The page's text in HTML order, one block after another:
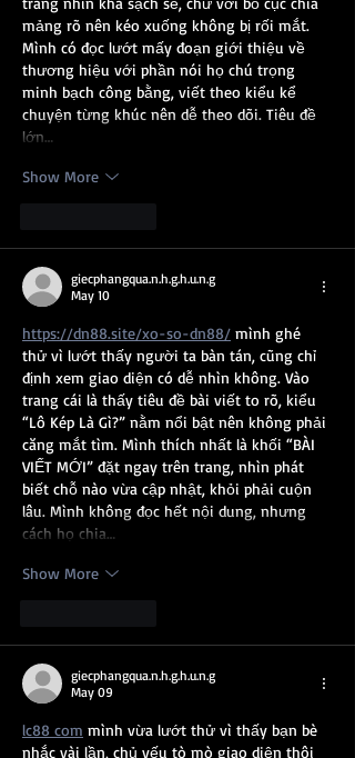
mảng rõ nên kéo xuống không bị rối mắt.
Mình có đọc lướt mấy đoạn giới thiệu về
thương hiệu với phần nói họ chú trọng
minh bạch công bằng, viết theo kiểu kể
chuyện từng khúc nên dễ theo dõi. Tiêu đề
lớn…
Show More
giecphangqua.n.h.g.h.u.n.g
May 10
https://dn88.site/xo-so-dn88/ mình ghé
thử vì lướt thấy người ta bàn tán, cũng chỉ
định xem giao diện có dễ nhìn không. Vào
trang cái là thấy tiêu đề bài viết to rõ, kiểu
“Lô Kép Là Gì?” nằm nổi bật nên không phải
căng mắt tìm. Mình thích nhất là khối “BÀI
VIẾT MỚI” đặt ngay trên trang, nhìn phát
biết chỗ nào vừa cập nhật, khỏi phải cuộn
lâu. Mình không đọc hết nội dung, nhưng
cách họ chia…
Show More
giecphangqua.n.h.g.h.u.n.g
May 09
lc88 com mình vừa lướt thử vì thấy bạn bè
nhắc vài lần, chủ yếu tò mò giao diện thôi